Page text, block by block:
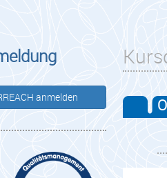
anmelden